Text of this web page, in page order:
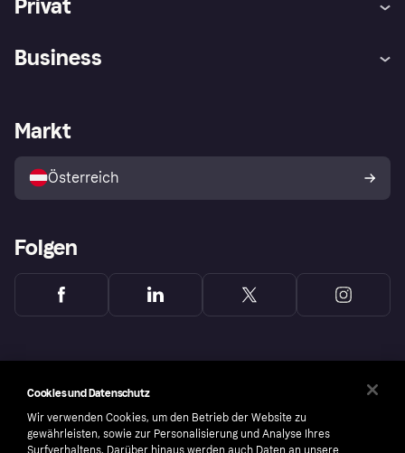
Privat
Shops entdecken
Business
Händlerportal
Markt
Österreich
Folgen
Cookies und Datenschutz
Wir verwenden Cookies, um den Betrieb der Website zu
gewährleisten, sowie zur Personalisierung und Analyse Ihres
Surfverhaltens. Darüber hinaus werden auch Daten an unsere